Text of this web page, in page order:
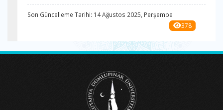
Son Güncelleme Tarihi: 14 Ağustos 2025, Perşembe
378